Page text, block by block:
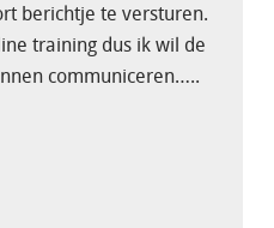
berichtje te versturen.
training dus ik wil de
communiceren…..